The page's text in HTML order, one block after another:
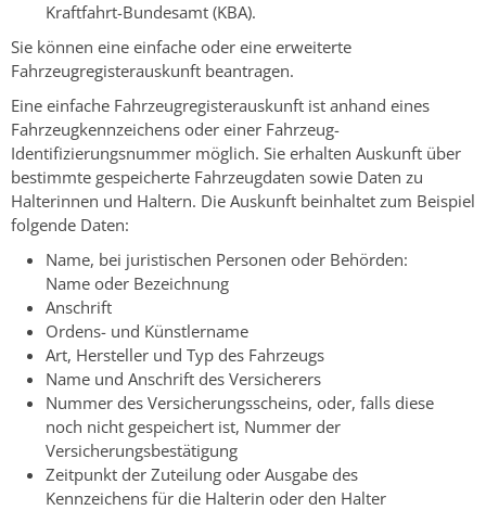
Kraftfahrt-Bundesamt (KBA).
Sie können eine einfache oder eine erweiterte
Fahrzeugregisterauskunft beantragen.
Eine einfache Fahrzeugregisterauskunft ist anhand eines
Fahrzeugkennzeichens oder einer Fahrzeug-
Identifizierungsnummer möglich. Sie erhalten Auskunft über
bestimmte gespeicherte Fahrzeugdaten sowie Daten zu
Halterinnen und Haltern. Die Auskunft beinhaltet zum Beispiel
folgende Daten:
Name, bei juristischen Personen oder Behörden:
Name oder Bezeichnung
Anschrift
Ordens- und Künstlername
Art, Hersteller und Typ des Fahrzeugs
Name und Anschrift des Versicherers
Nummer des Versicherungsscheins, oder, falls diese
noch nicht gespeichert ist, Nummer der
Versicherungsbestätigung
Zeitpunkt der Zuteilung oder Ausgabe des
Kennzeichens für die Halterin oder den Halter